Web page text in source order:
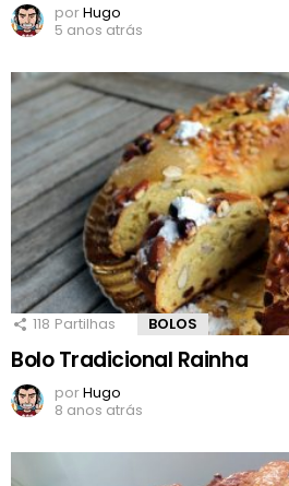
porHugo
5 anos atrás
118 Partilhas BOLOS
Bolo Tradicional Rainha
porHugo
8 anos atrás